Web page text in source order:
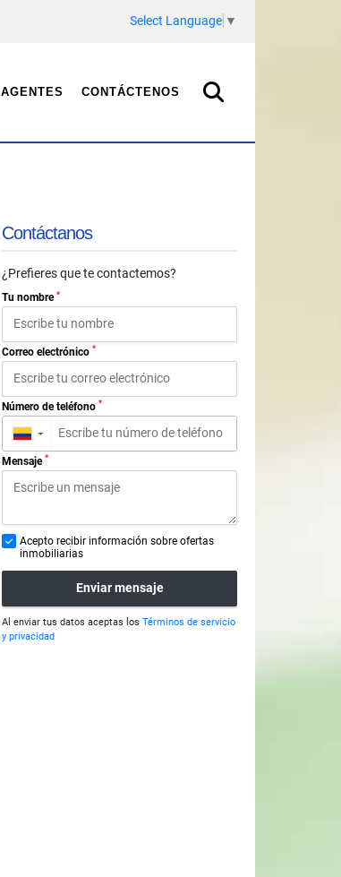
Select Language ▼
AGENTES CONTÁCTENOS
Contáctanos
¿Prefieres que te contactemos?
Tu nombre *
Correo electrónico *
Número de teléfono *
▼
Mensaje *
Acepto recibir información sobre ofertas
inmobiliarias
Enviar mensaje
Al enviar tus datos aceptas los Términos de servicio
y privacidad